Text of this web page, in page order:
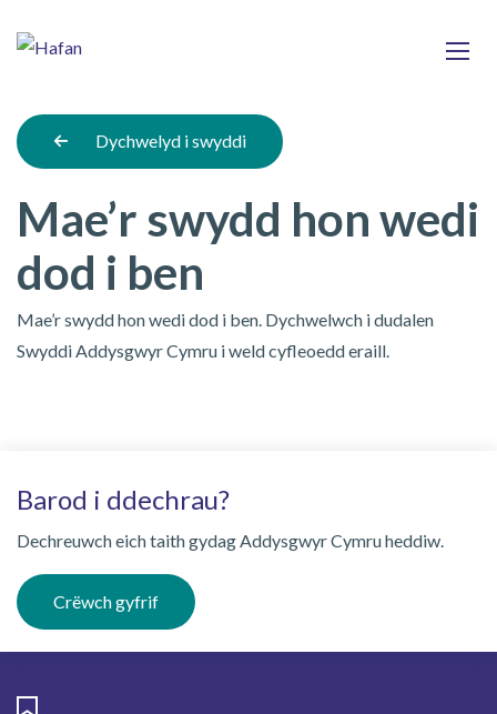
Dychwelyd i swyddi
Mae’r swydd hon wedi
dod i ben
Mae’r swydd hon wedi dod i ben. Dychwelwch i dudalen
Swyddi Addysgwyr Cymru i weld cyfleoedd eraill.
Barod i ddechrau?
Dechreuwch eich taith gydag Addysgwyr Cymru heddiw.
Crëwch gyfrif